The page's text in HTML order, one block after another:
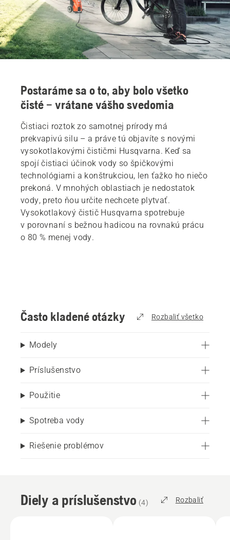
Postaráme sa o to, aby bolo všetko
čisté – vrátane vášho svedomia
Čistiaci roztok zo samotnej prírody má
prekvapivú silu – a práve tú objavíte s novými
vysokotlakovými čističmi Husqvarna. Keď sa
spojí čistiaci účinok vody so špičkovými
technológiami a konštrukciou, len ťažko ho niečo
prekoná. V mnohých oblastiach je nedostatok
vody, preto ňou určite nechcete plytvať.
Vysokotlakový čistič Husqvarna spotrebuje
v porovnaní s bežnou hadicou na rovnakú prácu
o 80 % menej vody.
Často kladené otázky Rozbaliť všetko
Modely
Príslušenstvo
Použitie
Spotreba vody
Riešenie problémov
Diely a príslušenstvo (4) Rozbaliť